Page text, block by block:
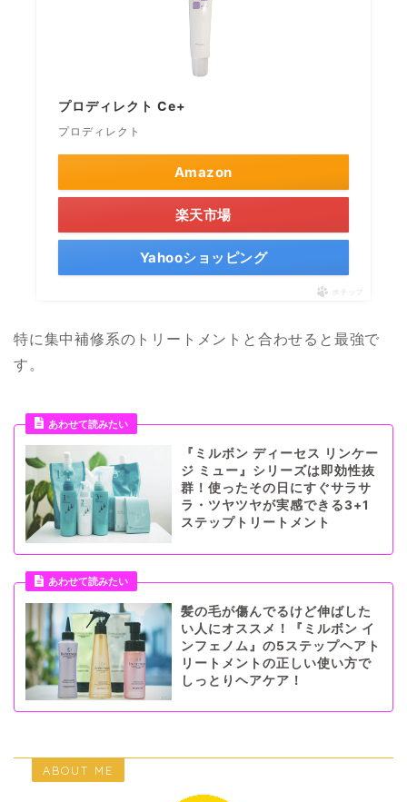
プロディレクト Ce+
プロディレクト
Amazon
楽天市場
Yahooショッピング
特に集中補修系のトリートメントと合わせると最強で
す。
あわせて読みたい
『ミルボン ディーセス リンケー
ジ ミュー』シリーズは即効性抜
群！使ったその日にすぐサラサ
ラ・ツヤツヤが実感できる3+1
ステップトリートメント
あわせて読みたい
髪の毛が傷んでるけど伸ばした
い人にオススメ！『ミルボン イ
ンフェノム』の5ステップヘアト
リートメントの正しい使い方で
しっとりヘアケア！
ABOUT ME